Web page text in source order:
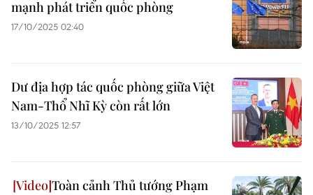
mạnh phát triển quốc phòng
17/10/2025 02:40
Dư địa hợp tác quốc phòng giữa Việt
Nam-Thổ Nhĩ Kỳ còn rất lớn
13/10/2025 12:57
Toàn cảnh Thủ tướng Phạm